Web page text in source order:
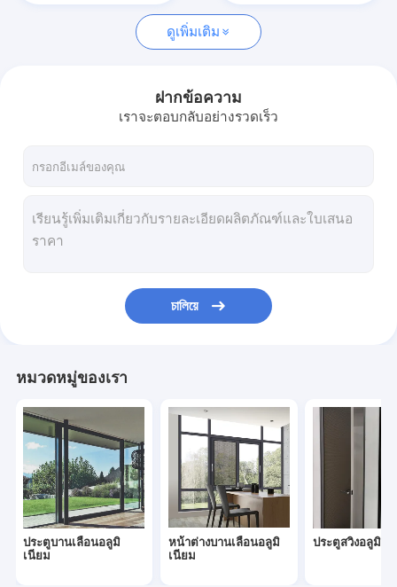
ประตูบานเลื่อนอลูมิเนียม
ประตูสวิงอลูมิเนียม
หน้าต่างสวิงอลูมิเนียม
อลูมิเนียม U Channel Glass Railing
ผนังกั้นห้องกระจก
หน้าต่างบานเฟี้ยมอลูมิเนียม
ดูเพิ่มเติม
ฝากข้อความ
เราจะตอบกลับอย่างรวดเร็ว
চালিয়ে
หมวดหมู่ของเรา
ประตูบานเลื่อนอลูมิ
เนียม
หน้าต่างบานเลื่อนอลูมิ
เนียม
ประตูสวิงอลูมิเ